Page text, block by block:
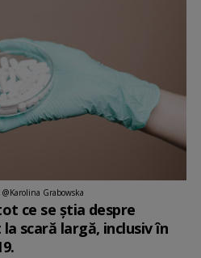
@Karolina Grabowska
ce se știa despre
scară largă, inclusiv în